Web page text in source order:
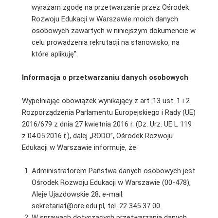
wyrażam zgodę na przetwarzanie przez Ośrodek
Rozwoju Edukacji w Warszawie moich danych
osobowych zawartych w niniejszym dokumencie w
celu prowadzenia rekrutacji na stanowisko, na
które aplikuję”.
Informacja o przetwarzaniu danych osobowych
Wypełniając obowiązek wynikający z art. 13 ust. 1 i 2
Rozporządzenia Parlamentu Europejskiego i Rady (UE)
2016/679 z dnia 27 kwietnia 2016 r. (Dz. Urz. UE L 119
z 04.05.2016 r.), dalej „RODO”, Ośrodek Rozwoju
Edukacji w Warszawie informuje, że:
Administratorem Państwa danych osobowych jest
Ośrodek Rozwoju Edukacji w Warszawie (00-478),
Aleje Ujazdowskie 28, e-mail:
sekretariat@ore.edu.pl, tel. 22 345 37 00.